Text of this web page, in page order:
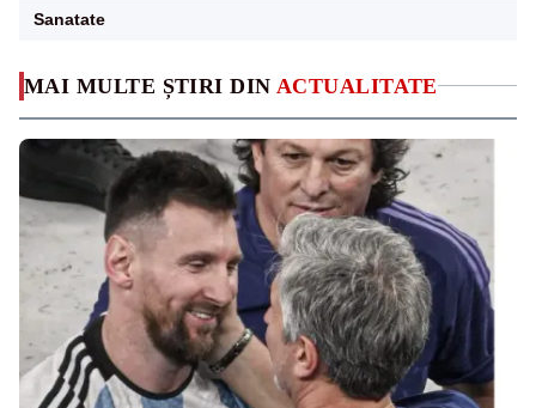
MAI MULTE ȘTIRI DIN ACTUALITATE
Sanatate